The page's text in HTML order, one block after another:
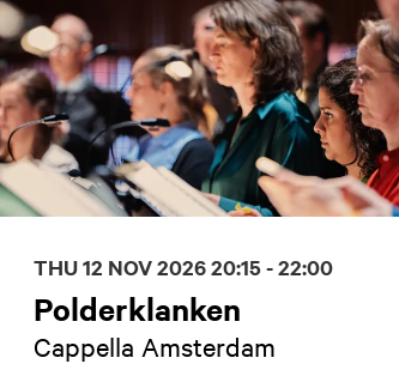
Polderklanken
Cappella Amsterdam
THU 12 NOV 202620:15 - 22:00